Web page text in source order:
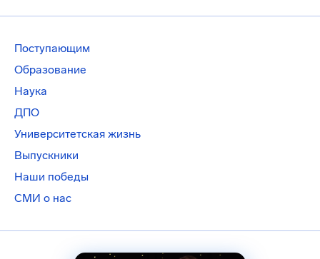
Поступающим
Образование
Наука
ДПО
Университетская жизнь
Выпускники
Наши победы
СМИ о нас